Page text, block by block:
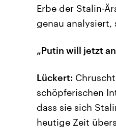
Erbe der Stalin-
genau analysiert,
„Putin will jetzt
Lückert:
schöpferischen
dass sie sich
heutige Zeit